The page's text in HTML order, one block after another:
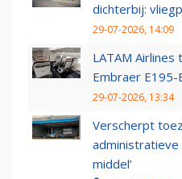
dichterbij:
29-07-2026, 14:09
LATAM
Embraer E195-
29-07-2026, 13:34
Verscherpt
administratieve
middel’